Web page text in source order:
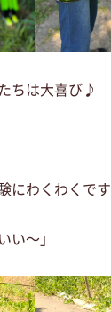
ちは大喜び♪
にわくわくです
い～」